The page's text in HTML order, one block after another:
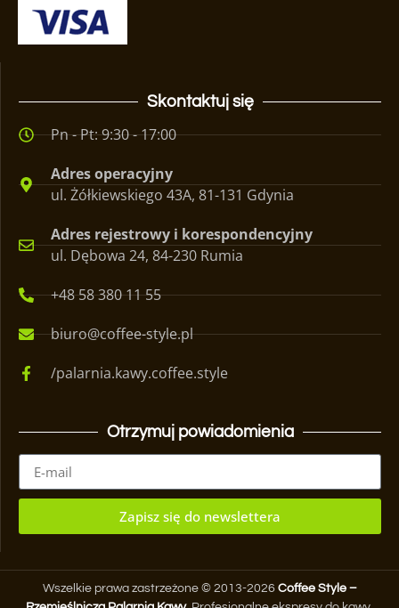
Skontaktuj się
Pn - Pt: 9:30 - 17:00
Adres operacyjny
ul. Żółkiewskiego 43A, 81-131 Gdynia
Adres rejestrowy i korespondencyjny
ul. Dębowa 24, 84-230 Rumia
+48 58 380 11 55
biuro@coffee-style.pl
/palarnia.kawy.coffee.style
Otrzymuj powiadomienia
Zapisz się do newslettera
Wszelkie prawa zastrzeżone © 2013-2026 Coffee Style –